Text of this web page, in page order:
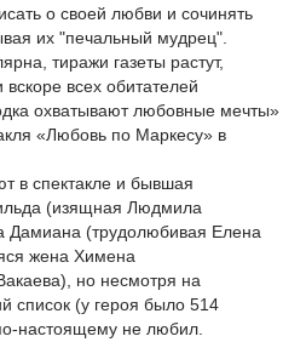
о своей любви и сочинять
их "печальный мудрец".
тиражи газеты растут,
всех обитателей
охватывают любовные мечты»
«Любовь по Маркесу» в
в спектакле и бывшая
(изящная Людмила
Дамиана (трудолюбивая Елена
жена Химена
но несмотря на
список (у героя было 514
настоящему не любил.